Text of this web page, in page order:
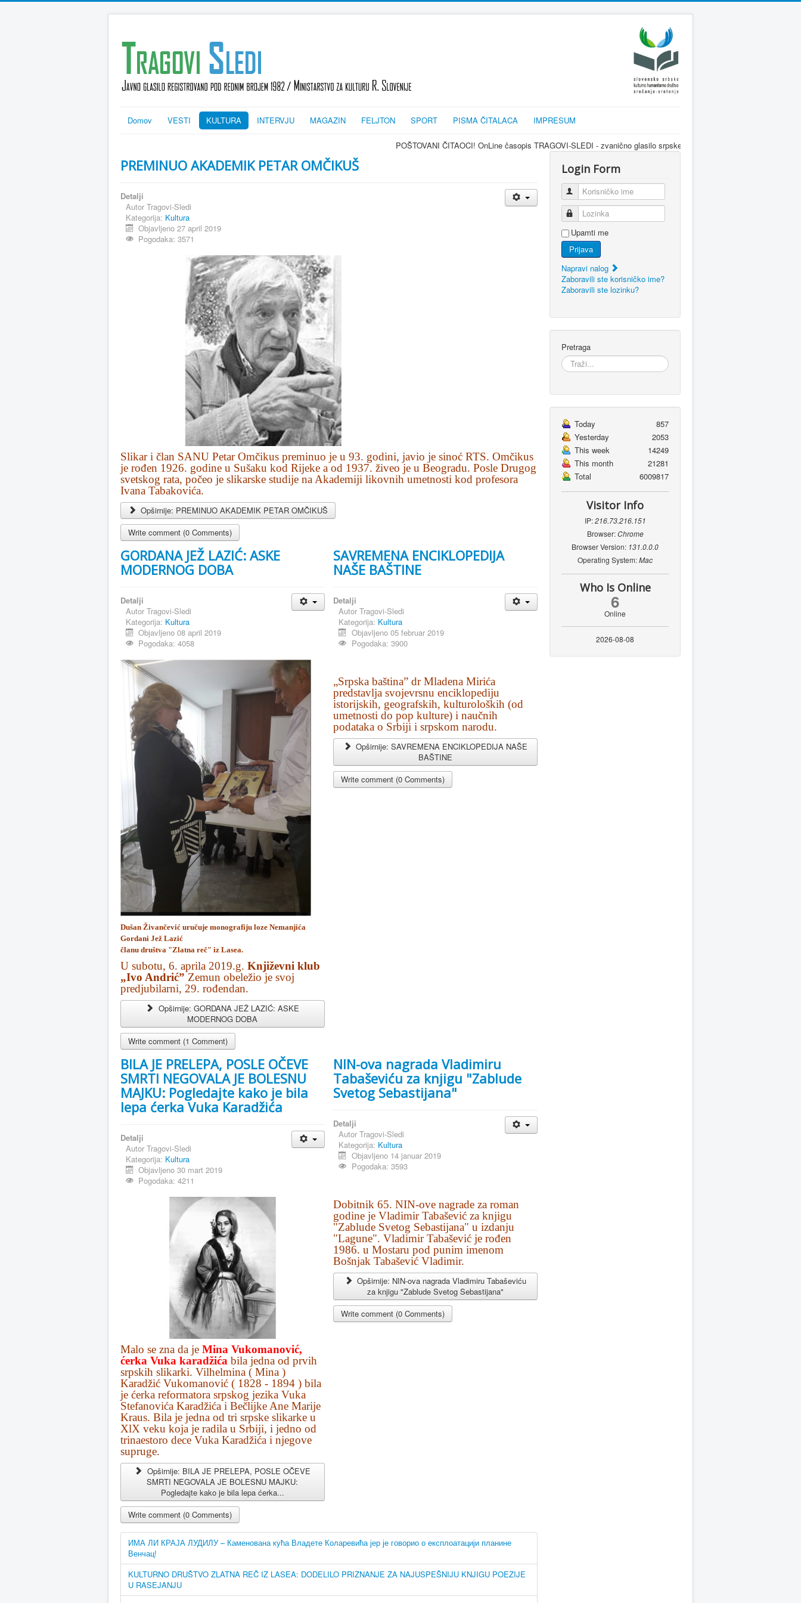
Domov VESTI KULTURA INTERVJU MAGAZIN FELJTON SPORT PISMA ČITALACA IMPRESUM
POŠTOVANI ČITAOCI! OnLine časopis TRAGOVI-SLEDI - zvanično glasilo srpske dijaspore za informisanje Srba u Sloveniji i
PREMINUO AKADEMIK PETAR OMČIKUŠ
Detalji
Autor Tragovi-Sledi
Kategorija: Kultura
Objavljeno 27 april 2019
Pogodaka: 3571
Slikar i član SANU Petar Omčikus preminuo je u 93. godini, javio je sinoć RTS. Omčikus
je rođen 1926. godine u Sušaku kod Rijeke a od 1937. živeo je u Beogradu. Posle Drugog
svetskog rata, počeo je slikarske studije na Akademiji likovnih umetnosti kod profesora
Ivana Tabakovića.
Opširnije: PREMINUO AKADEMIK PETAR OMČIKUŠ
Write comment (0 Comments)
GORDANA JEŽ LAZIĆ: ASKE
MODERNOG DOBA
Detalji
Autor Tragovi-Sledi
Kategorija: Kultura
Objavljeno 08 april 2019
Pogodaka: 4058
Dušan Živančević uručuje monografiju loze Nemanjića
Gordani Jež Lazić
članu društva "Zlatna reč" iz Lasea.
U subotu, 6. aprila 2019.g. Književni klub
„Ivo Andrić” Zemun obeležio je svoj
predjubilarni, 29. rođendan.
Opširnije: GORDANA JEŽ LAZIĆ: ASKE
MODERNOG DOBA
Write comment (1 Comment)
SAVREMENA ENCIKLOPEDIJA
NAŠE BAŠTINE
Detalji
AutorTragovi-Sledi
Kategorija: Kultura
Objavljeno 05 februar 2019
Pogodaka: 3900
„Srpska baština” dr Mladena Mirića
predstavlja svojevrsnu enciklopediju
istorijskih, geografskih, kulturoloških (od
umetnosti do pop kulture) i naučnih
podataka o Srbiji i srpskom narodu.
Opširnije: SAVREMENA ENCIKLOPEDIJA NAŠE
BAŠTINE
Write comment (0 Comments)
BILA JE PRELEPA, POSLE OČEVE
SMRTI NEGOVALA JE BOLESNU
MAJKU: Pogledajte kako je bila
lepa ćerka Vuka Karadžića
Detalji
Autor Tragovi-Sledi
Kategorija: Kultura
Objavljeno 30 mart 2019
Pogodaka: 4211
Malo se zna da je Mina Vukomanović,
ćerka Vuka karadžića bila jedna od prvih
srpskih slikarki. Vilhelmina ( Mina )
Karadžić Vukomanović ( 1828 - 1894 ) bila
je ćerka reformatora srpskog jezika Vuka
Stefanovića Karadžića i Bečlijke Ane Marije
Kraus. Bila je jedna od tri srpske slikarke u
XlX veku koja je radila u Srbiji, i jedno od
trinaestoro dece Vuka Karadžića i njegove
supruge.
Opširnije: BILA JE PRELEPA, POSLE OČEVE
SMRTI NEGOVALA JE BOLESNU MAJKU:
Pogledajte kako je bila lepa ćerka...
Write comment (0 Comments)
NIN-ova nagrada Vladimiru
Tabaševiću za knjigu "Zablude
Svetog Sebastijana"
Detalji
AutorTragovi-Sledi
Kategorija: Kultura
Objavljeno 14 januar 2019
Pogodaka: 3593
Dobitnik 65. NIN-ove nagrade za roman
godine je Vladimir Tabašević za knjigu
"Zablude Svetog Sebastijana" u izdanju
"Lagune".Vladimir Tabašević je rođen
1986. u Mostaru pod punim imenom
Bošnjak Tabašević Vladimir.
Opširnije: NIN-ova nagrada Vladimiru Tabaševiću
za knjigu "Zablude Svetog Sebastijana"
Write comment (0 Comments)
ИМА ЛИ КРАЈА ЛУДИЛУ – Каменована кућа Владете Коларевића јер је говорио о експлоатацији планине
Венчац!
KULTURNO DRUŠTVO ZLATNA REČ IZ LASEA: DODELILO PRIZNANJE ZA NAJUSPEŠNIJU KNJIGU POEZIJE
U RASEJANJU
Login Form
Korisničko ime
Lozinka
Upamti me
Prijava
Napravi nalog
Zaboravili ste korisničko ime?
Zaboravili ste lozinku?
Pretraga
Today
857
Yesterday
2053
This week
14249
This month
21281
Total
6009817
Visitor Info
IP:216.73.216.151
Browser:Chrome
Browser Version: 131.0.0.0
Operating System:Mac
Who Is Online
6
Online
2026-08-08